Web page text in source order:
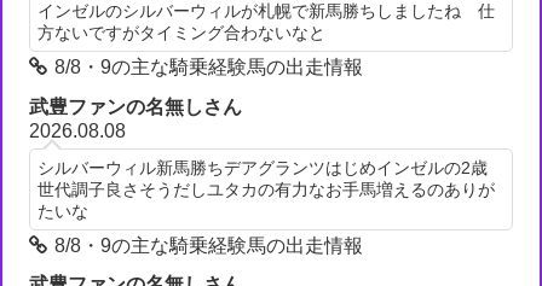
インゼルのシルバーウィルが札幌で新馬勝ちしましたね 仕
方ないですがタイミング合わないなと
8/8・9の主な騎乗経験馬の出走情報
武豊ファンの名無しさん
2026.08.08
シルバーウィル新馬勝ちデアグランツはじめインゼルの2歳
世代調子良さそうだしユタカの有力なお手馬増えるのありが
たいな
8/8・9の主な騎乗経験馬の出走情報